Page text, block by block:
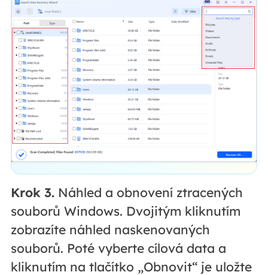
Krok 3.Náhled a obnovení ztracených
souborů Windows. Dvojitým kliknutím
zobrazíte náhled naskenovaných
souborů. Poté vyberte cílová data a
kliknutím na tlačítko „Obnovit“ je uložte